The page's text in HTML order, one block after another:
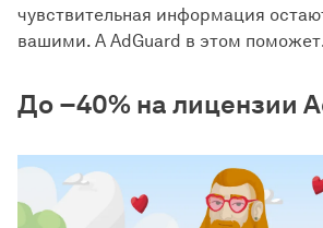
чувствительная информация
вашими. А AdGuard в этом
До −40% на лицензии